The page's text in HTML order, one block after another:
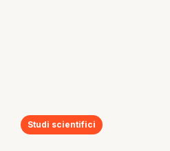
Studi scientifici